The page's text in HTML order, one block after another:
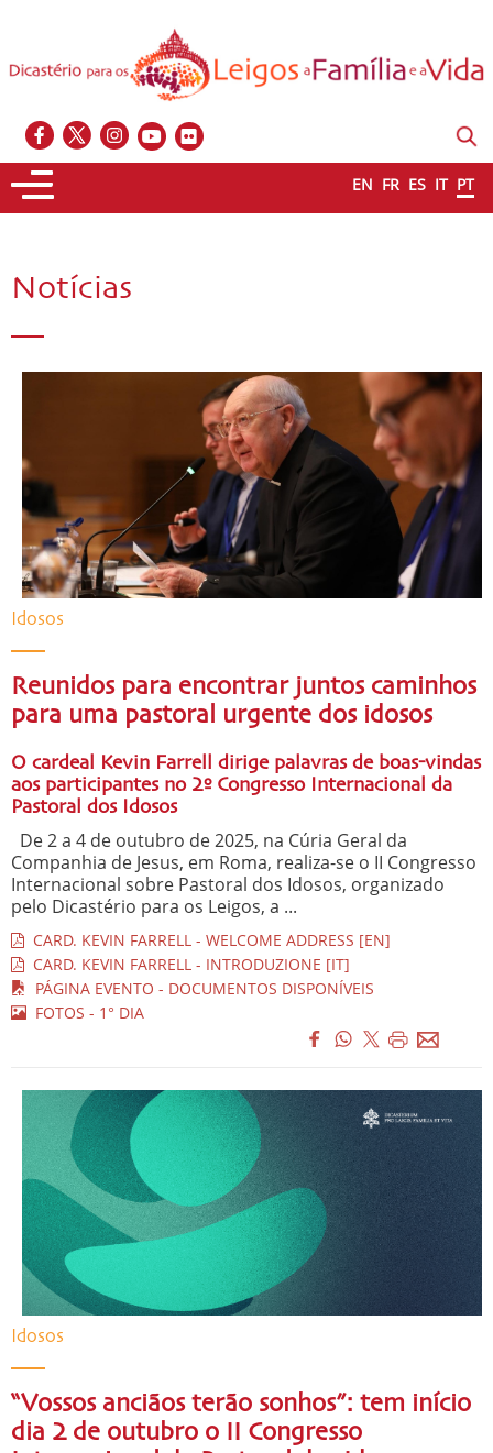
EN FR ES IT PT
Notícias
Idosos
Reunidos para encontrar juntos caminhos
para uma pastoral urgente dos idosos
O cardeal Kevin Farrell dirige palavras de boas-vindas
aos participantes no 2º Congresso Internacional da
Pastoral dos Idosos
De 2 a 4 de outubro de 2025, na Cúria Geral da
Companhia de Jesus, em Roma, realiza-se o II Congresso
Internacional sobre Pastoral dos Idosos, organizado
pelo Dicastério para os Leigos, a ...
CARD. KEVIN FARRELL - WELCOME ADDRESS [EN]
CARD. KEVIN FARRELL - INTRODUZIONE [IT]
PÁGINA EVENTO - DOCUMENTOS DISPONÍVEIS
FOTOS - 1° DIA
Idosos
“Vossos anciãos terão sonhos”: tem início
dia 2 de outubro o II Congresso